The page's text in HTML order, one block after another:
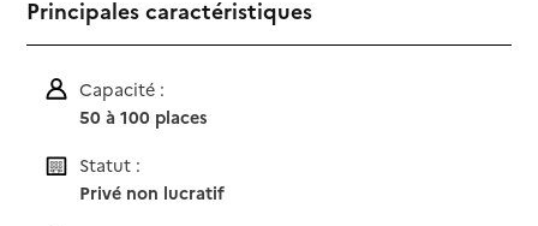
Principales caractéristiques
Capacité :
50 à 100 places
Statut :
Privé non lucratif